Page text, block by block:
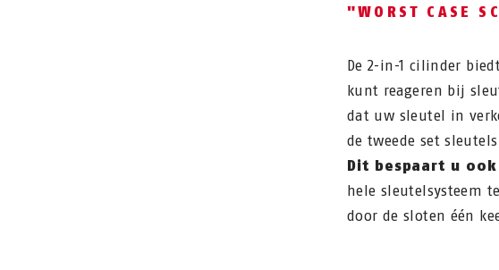
"WORST CASE
De 2-in-1 cilinder
kunt reageren bij
dat uw sleutel in
de tweede set
Dit bespaart u
hele sleutelsysteem
door de sloten één